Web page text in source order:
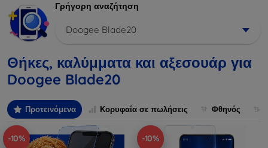
Γρήγορη αναζήτηση
Doogee Blade20
Θήκες, καλύμματα και αξεσουάρ για
Doogee Blade20
Προτεινόμενα Κορυφαία σε πωλήσεις Φθηνός
-10% -10%